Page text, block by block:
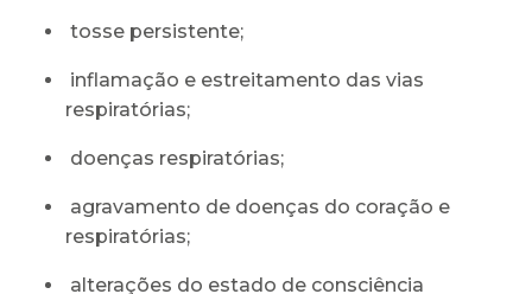
tosse persistente;
inflamação e estreitamento das vias
respiratórias;
doenças respiratórias;
agravamento de doenças do coração e
respiratórias;
alterações do estado de consciência